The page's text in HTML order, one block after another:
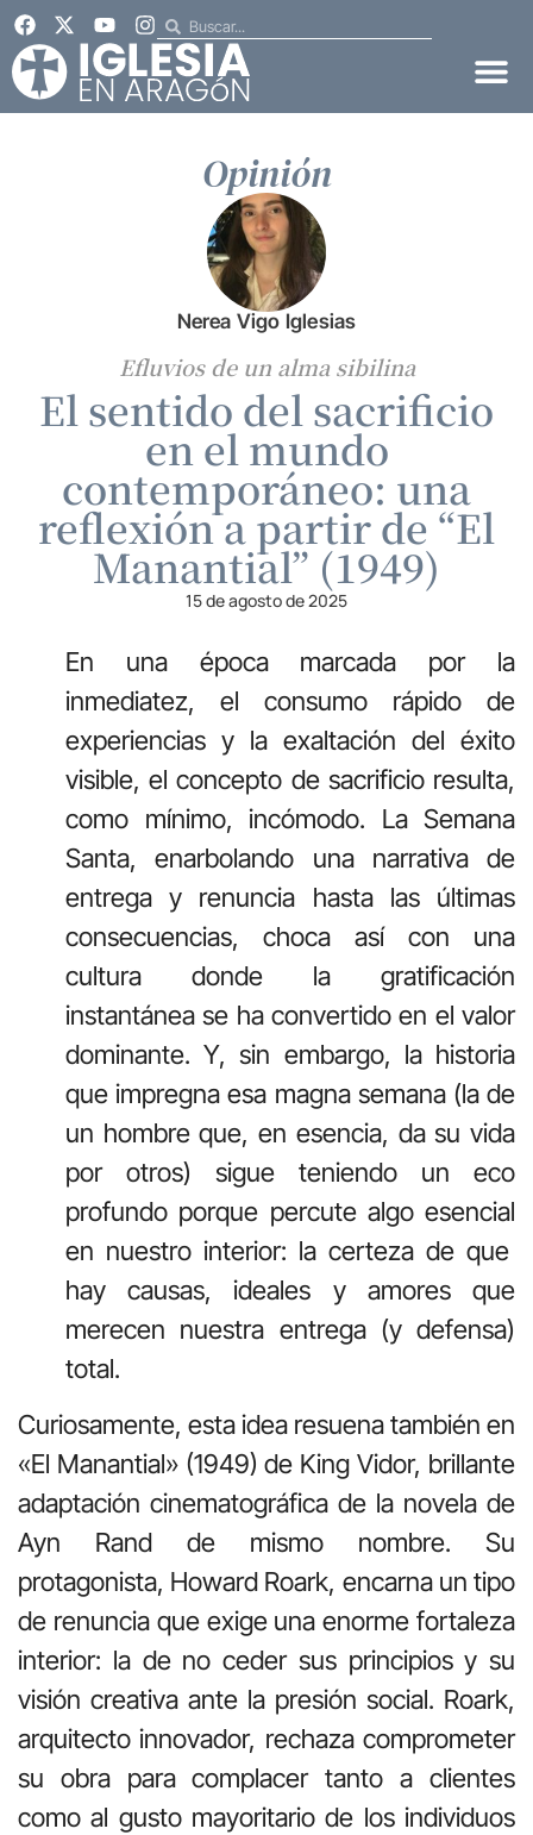
Opinión
Nerea Vigo Iglesias
Efluvios de un alma sibilina
El sentido del sacrificio
en el mundo
contemporáneo: una
reflexión a partir de “El
Manantial” (1949)
15 de agosto de 2025
En una época marcada por la
inmediatez, el consumo rápido de
experiencias y la exaltación del éxito
visible, el concepto de sacrificio resulta,
como mínimo, incómodo. La Semana
Santa, enarbolando una narrativa de
entrega y renuncia hasta las últimas
consecuencias, choca así con una
cultura donde la gratificación
instantánea se ha convertido en el valor
dominante. Y, sin embargo, la historia
que impregna esa magna semana (la de
un hombre que, en esencia, da su vida
por otros) sigue teniendo un eco
profundo porque percutealgo esencial
en nuestro interior: la certeza de que
hay causas, ideales y amores que
merecen nuestra entrega (y defensa)
total.
Curiosamente, esta idea resuena también en
«El Manantial» (1949) de King Vidor, brillante
adaptación cinematográfica de la novela de
Ayn Rand de mismo nombre. Su
protagonista, Howard Roark, encarna un tipo
de renuncia que exige una enorme fortaleza
interior: la de no ceder sus principios y su
visión creativa ante la presión social. Roark,
arquitecto innovador, rechaza comprometer
su obra para complacer tanto a clientes
como al gusto mayoritario de los individuos